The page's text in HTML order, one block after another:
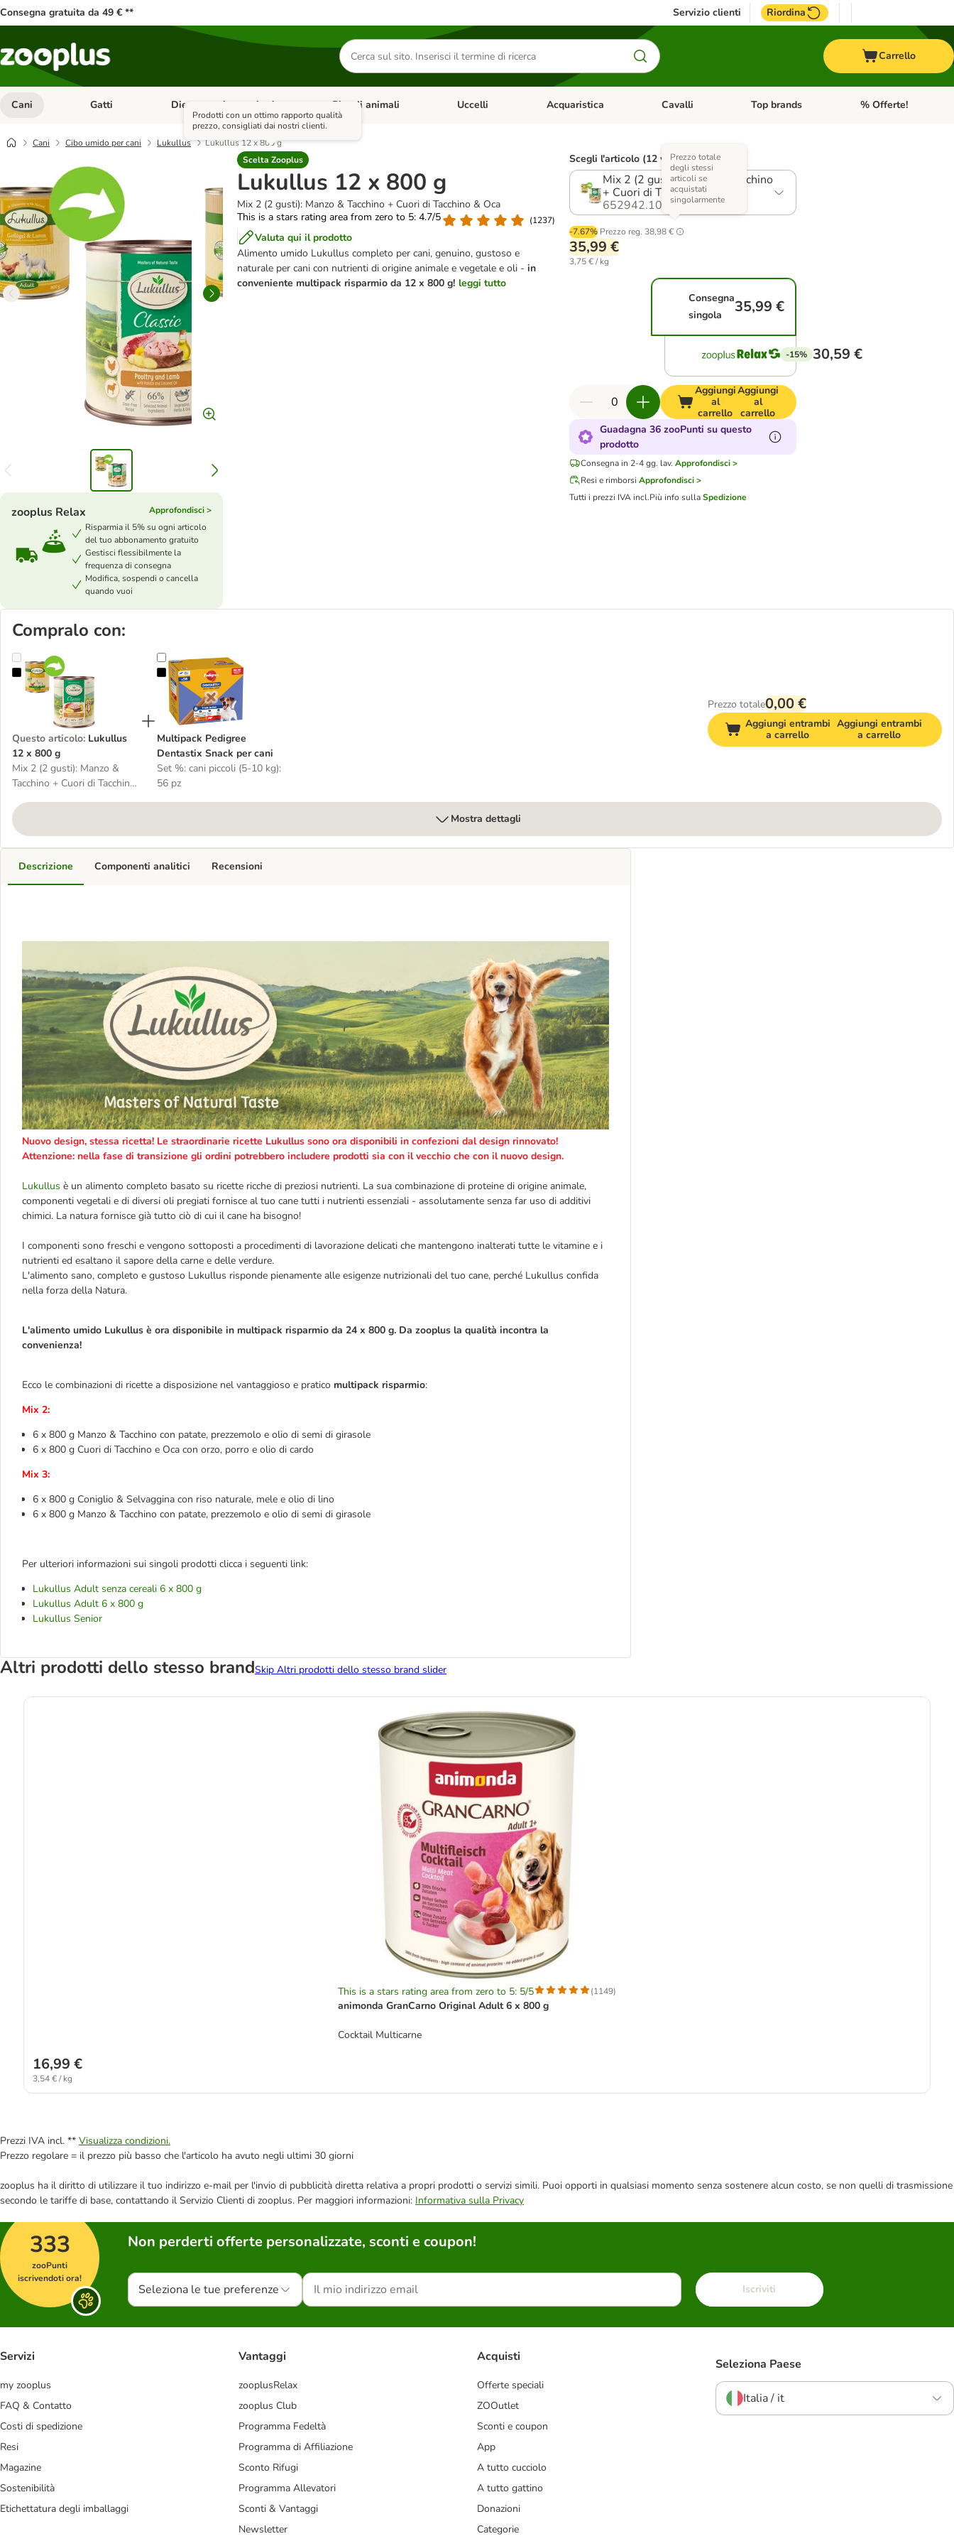
Consegna gratuita da 49 € ** Servizio clienti Riordina
Cerca
prodotti
Carrello
Cani Apri Menu Categoria: Cani
Gatti Apri Menu Categoria: Gatti
Diete e antiparassitari Apri Menu Categoria: Diete e antiparassitari
Piccoli animali Apri Menu Categoria: Piccoli animali
Uccelli Apri Menu Categoria: Uccelli
Acquaristica Apri Menu Categoria: Acquaristica
Cavalli Apri Menu Categoria: Cavalli
Top brands Apri Menu Categoria:
% Offerte!
Cani Cibo umido per cani Lukullus
Lukullus 12 x 800 g
Scelta Zooplus
Prodotti con un ottimo rapporto qualità
prezzo, consigliati dai nostri clienti.
Lukullus 12 x 800 g
Mix 2 (2 gusti): Manzo & Tacchino + Cuori di Tacchino & Oca
This is a stars rating area from zero to 5: 4.7/5
(1237)
Valuta qui il prodotto
Alimento umido Lukullus completo per cani, genuino, gustoso e
naturale per cani con nutrienti di origine animale e vegetale e oli - in
conveniente multipack risparmio da 12 x 800 g! leggi tutto
zooplus Relax
Approfondisci >
Risparmia il 5% su ogni articolo
del tuo abbonamento gratuito
Gestisci flessibilmente la
frequenza di consegna
Modifica, sospendi o cancella
quando vuoi
Scegli l'articolo (12 varianti)
Mix 2 (2 gusti): Manzo & Tacchino
+ Cuori di Tacchino & Oca
652942.10
-7.67% Prezzo reg. 38,98 €
Prezzo totale
degli stessi
articoli se
acquistati
singolarmente
35,99 €
3,75 € / kg
Consegna
singola
35,99 €
-15% 30,59 €
Aggiungi
al
carrello
Aggiungi
al
carrello
Guadagna 36 zooPunti su questo
prodotto
Consegna in 2-4 gg. lav. Approfondisci >
Resi e rimborsi Approfondisci >
Tutti i prezzi IVA incl.Più info sullaSpedizione
Compralo con:
Lukullus 12 x 800 g
Questo articolo: Lukullus
12 x 800 g
Mix 2 (2 gusti): Manzo &
Tacchino + Cuori di Tacchino
Multipack Pedigree Dentastix Snack per cani
Multipack Pedigree
Dentastix Snack per cani
Set %: cani piccoli (5-10 kg):
56 pz
Prezzo totale0,00 €
Aggiungi entrambi
a carrello
Aggiungi entrambi
a carrello
Mostra dettagli
Descrizione
Nuovo design, stessa ricetta! Le straordinarie ricette Lukullus sono ora disponibili in confezioni dal design rinnovato!
Attenzione: nella fase di transizione gli ordini potrebbero includere prodotti sia con il vecchio che con il nuovo design.
Lukullus è un alimento completo basato su ricette ricche di preziosi nutrienti. La sua combinazione di proteine di origine animale,
componenti vegetali e di diversi oli pregiati fornisce al tuo cane tutti i nutrienti essenziali - assolutamente senza far uso di additivi
chimici. La natura fornisce già tutto ciò di cui il cane ha bisogno!
I componenti sono freschi e vengono sottoposti a procedimenti di lavorazione delicati che mantengono inalterati tutte le vitamine e i
nutrienti ed esaltano il sapore della carne e delle verdure.
L'alimento sano, completo e gustoso Lukullus risponde pienamente alle esigenze nutrizionali del tuo cane, perché Lukullus confida
nella forza della Natura.
L'alimento umido Lukullus è ora disponibile in multipack risparmio da 24 x 800 g. Da zooplus la qualità incontra la
convenienza!
Ecco le combinazioni di ricette a disposizione nel vantaggioso e pratico multipack risparmio:
Mix 2:
6 x 800 g Manzo & Tacchino con patate, prezzemolo e olio di semi di girasole
6 x 800 g Cuori di Tacchino e Oca con orzo, porro e olio di cardo
Mix 3:
6 x 800 g Coniglio & Selvaggina con riso naturale, mele e olio di lino
6 x 800 g Manzo & Tacchino con patate, prezzemolo e olio di semi di girasole
Per ulteriori informazioni sui singoli prodotti clicca i seguenti link:
Lukullus Adult senza cereali 6 x 800 g
Lukullus Adult 6 x 800 g
Lukullus Senior
Componenti analitici Recensioni
Altri prodotti dello stesso brandSkip Altri prodotti dello stesso brand slider
This is a stars rating area from zero to 5: 5/5 (1149)
animonda GranCarno Original Adult 6 x 800 g
Cocktail Multicarne
16,99 €
3,54 € / kg
Prezzi IVA incl. ** Visualizza condizioni.
Prezzo regolare = il prezzo più basso che l'articolo ha avuto negli ultimi 30 giorni
zooplus ha il diritto di utilizzare il tuo indirizzo e-mail per l'invio di pubblicità diretta relativa a propri prodotti o servizi simili. Puoi opporti in qualsiasi momento senza sostenere alcun costo, se non quelli di trasmissione
secondo le tariffe di base, contattando il Servizio Clienti di zooplus. Per maggiori informazioni: Informativa sulla Privacy
333
zooPunti
iscrivendoti ora!
Non perderti offerte personalizzate, sconti e coupon!
Seleziona le tue preferenze Iscriviti
Servizi
my zooplus
FAQ & Contatto
Costi di spedizione
Resi
Magazine
Sostenibilità
Etichettatura degli imballaggi
Vantaggi
zooplusRelax
zooplus Club
Programma Fedeltà
Programma di Affiliazione
Sconto Rifugi
Programma Allevatori
Sconti & Vantaggi
Newsletter
Acquisti
Offerte speciali
ZOOutlet
Sconti e coupon
App
A tutto cucciolo
A tutto gattino
Donazioni
Categorie
Seleziona Paese
Italia / it